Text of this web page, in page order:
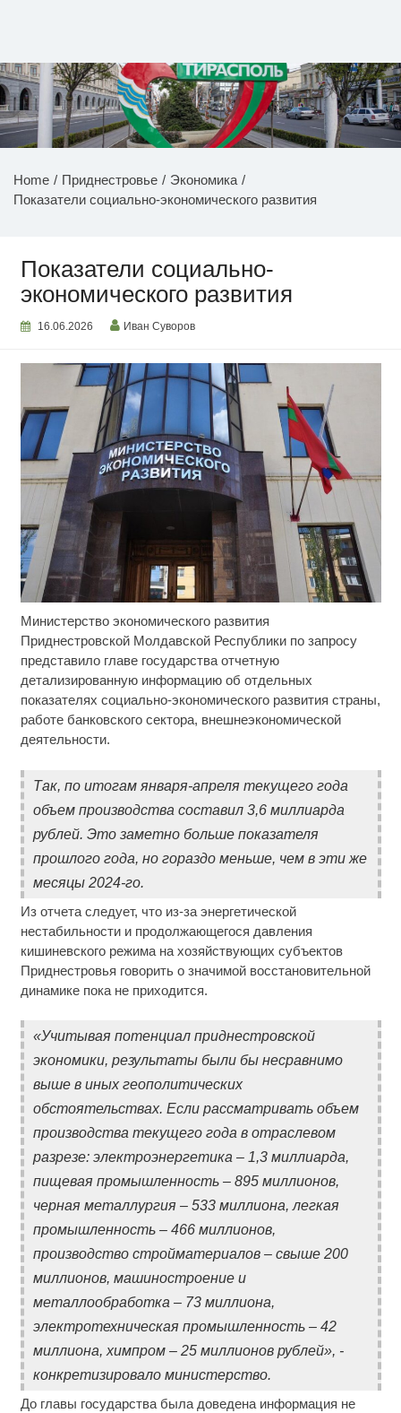
НОВОСТИ ПРИДНЕСТРОВЬЯ
Home Приднестровье
Экономика
Показатели социально-экономического развития
Показатели социально-
экономического развития
16.06.2026 Иван Суворов
Министерство экономического развития
Приднестровской Молдавской Республики по запросу
представило главе государства отчетную
детализированную информацию об отдельных
показателях социально-экономического развития страны,
работе банковского сектора, внешнеэкономической
деятельности.
Так, по итогам января-апреля текущего года
объем производства составил 3,6 миллиарда
рублей. Это заметно больше показателя
прошлого года, но гораздо меньше, чем в эти же
месяцы 2024-го.
Из отчета следует, что из-за энергетической
нестабильности и продолжающегося давления
кишиневского режима на хозяйствующих субъектов
Приднестровья говорить о значимой восстановительной
динамике пока не приходится.
«Учитывая потенциал приднестровской
экономики, результаты были бы несравнимо
выше в иных геополитических
обстоятельствах. Если рассматривать объем
производства текущего года в отраслевом
разрезе: электроэнергетика – 1,3 миллиарда,
пищевая промышленность – 895 миллионов,
черная металлургия – 533 миллиона, легкая
промышленность – 466 миллионов,
производство стройматериалов – свыше 200
миллионов, машиностроение и
металлообработка – 73 миллиона,
электротехническая промышленность – 42
миллиона, химпром – 25 миллионов рублей», -
конкретизировало министерство.
До главы государства была доведена информация не
Ролик длится несколько секунд, а смеяться вы
будете долго
«Выживалити. Наследники» 2 сезон: дата выхода
и полный список участников
Ролик из Омска: вы будете смеяться долго